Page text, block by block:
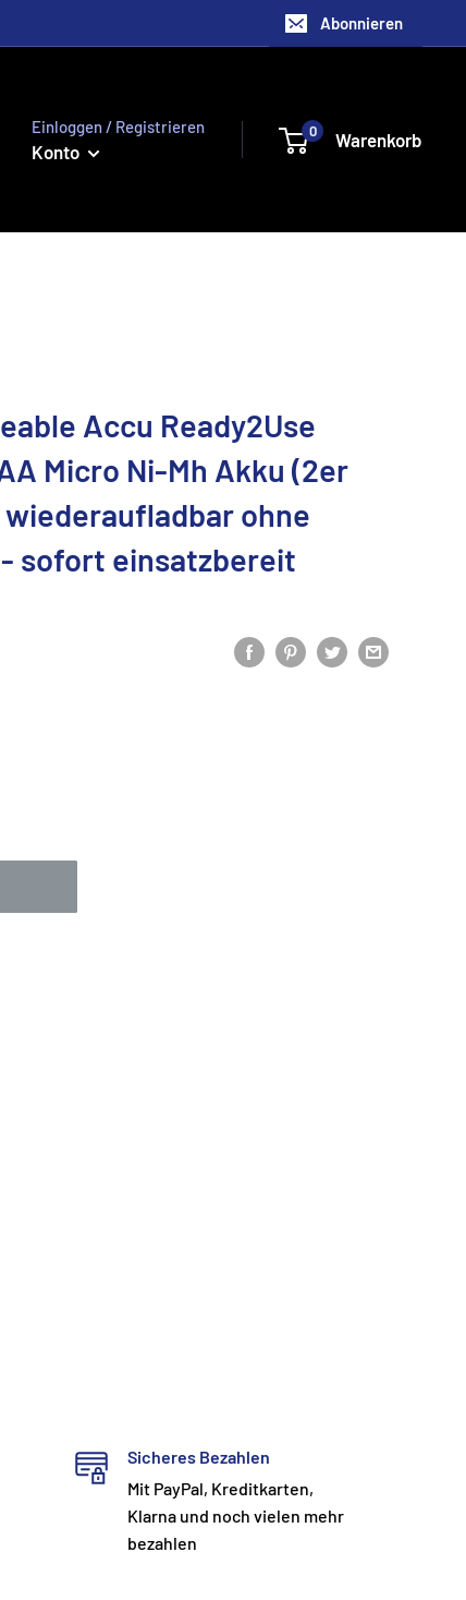
Abonnieren
Einloggen / Registrieren
Konto
0 Warenkorb
Accu Ready2Use
Micro Ni-Mh Akku (2er
wiederaufladbar ohne
sofort einsatzbereit
Sicheres Bezahlen
Mit PayPal, Kreditkarten,
Klarna und noch vielen mehr
bezahlen